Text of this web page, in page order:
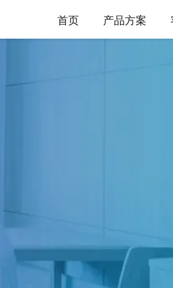
首页 产品方案